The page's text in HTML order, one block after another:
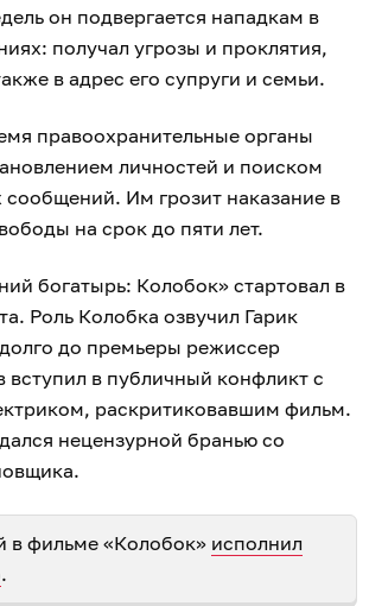
он подвергается нападкам в
получал угрозы и проклятия,
в адрес его супруги и семьи.
правоохранительные органы
личностей и поиском
Им грозит наказание в
на срок до пяти лет.
богатырь: Колобок» стартовал в
Роль Колобка озвучил Гарик
до премьеры режиссер
вступил в публичный конфликт с
раскритиковавшим фильм.
нецензурной бранью со
в фильме «Колобок» исполнил
.